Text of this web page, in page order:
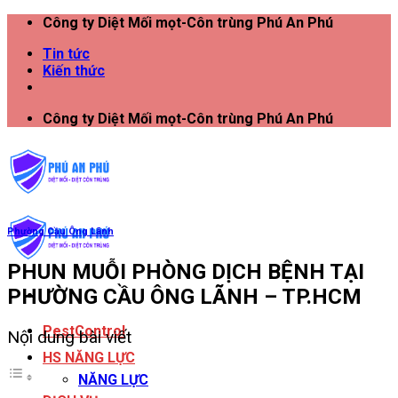
Công ty Diệt Mối mọt-Côn trùng Phú An Phú
Tin tức
Kiến thức
Công ty Diệt Mối mọt-Côn trùng Phú An Phú
PestControl
HS NĂNG LỰC
NĂNG LỰC
Phường Cầu Ông Lãnh
PHUN MUỖI PHÒNG DỊCH BỆNH TẠI
PHƯỜNG CẦU ÔNG LÃNH – TP.HCM
Nội dung bài viết